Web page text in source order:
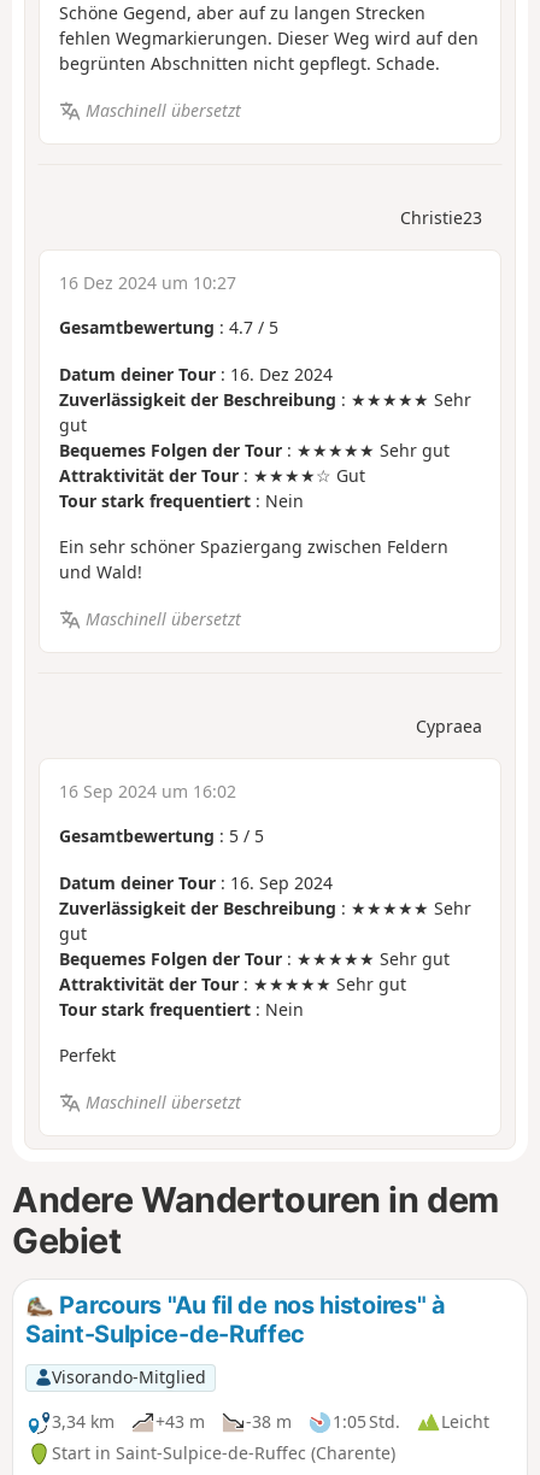
Schöne Gegend, aber auf zu langen Strecken
fehlen Wegmarkierungen. Dieser Weg wird auf den
begrünten Abschnitten nicht gepflegt. Schade.
Maschinell übersetzt
Christie23
16 Dez 2024 um 10:27
Gesamtbewertung : 4.7 / 5
Datum deiner Tour : 16. Dez 2024
Zuverlässigkeit der Beschreibung : ★★★★★ Sehr
gut
Bequemes Folgen der Tour : ★★★★★ Sehr gut
Attraktivität der Tour : ★★★★☆ Gut
Tour stark frequentiert : Nein
Ein sehr schöner Spaziergang zwischen Feldern
und Wald!
Maschinell übersetzt
Cypraea
16 Sep 2024 um 16:02
Gesamtbewertung : 5 / 5
Datum deiner Tour : 16. Sep 2024
Zuverlässigkeit der Beschreibung : ★★★★★ Sehr
gut
Bequemes Folgen der Tour : ★★★★★ Sehr gut
Attraktivität der Tour : ★★★★★ Sehr gut
Tour stark frequentiert : Nein
Perfekt
Maschinell übersetzt
Andere Wandertouren in dem
Gebiet
Parcours "Au fil de nos histoires" à
Saint-Sulpice-de-Ruffec
Visorando-Mitglied
3,34 km
+43 m -38 m 1:05 Std.
Leicht
Start in Saint-Sulpice-de-Ruffec (Charente)